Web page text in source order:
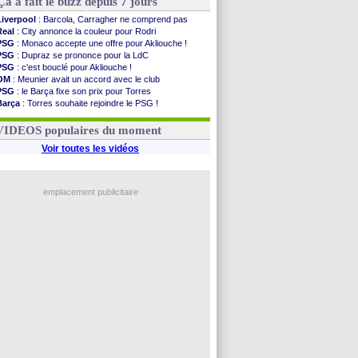
: Barcola, Carragher ne comprend pas
: City annonce la couleur pour Rodri
: Monaco accepte une offre pour Akliouche !
: Dupraz se prononce pour la LdC
: c'est bouclé pour Akliouche !
: Meunier avait un accord avec le club
: le Barça fixe son prix pour Torres
: Torres souhaite rejoindre le PSG !
: quand Medina recadre... sa mère
populaires du moment
Voir toutes les vidéos
emplacement publicitaire